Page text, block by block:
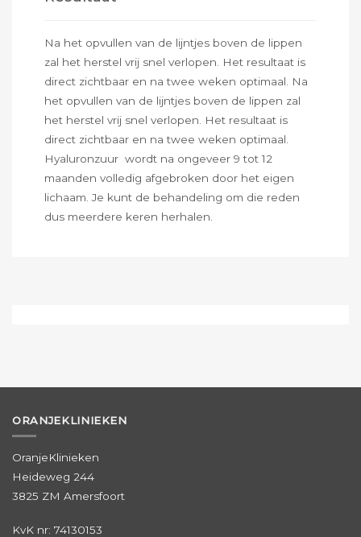
Na het opvullen van de lijntjes boven de lippen
zal het herstel vrij snel verlopen. Het resultaat is
direct zichtbaar en na twee weken optimaal. Na
het opvullen van de lijntjes boven de lippen zal
het herstel vrij snel verlopen. Het resultaat is
direct zichtbaar en na twee weken optimaal.
Hyaluronzuur wordt na ongeveer 9 tot 12
maanden volledig afgebroken door het eigen
lichaam. Je kunt de behandeling om die reden
dus meerdere keren herhalen.
ORANJEKLINIEKEN
OranjeKlinieken
Heideweg 244
3825 ZM Amersfoort
KvK nr: 74130153